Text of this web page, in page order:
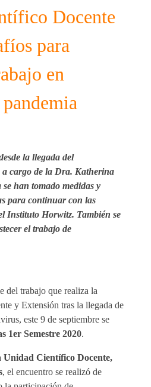
Docente
para
en
la llegada del
cargo de la Dra. Katherina
han tomado medidas y
para continuar con las
Instituto Horwitz. También se
el trabajo de
del trabajo que realiza la
y Extensión tras la llegada de
este 9 de septiembre se
1er Semestre 2020.
Unidad Científico Docente,
, el encuentro se realizó de